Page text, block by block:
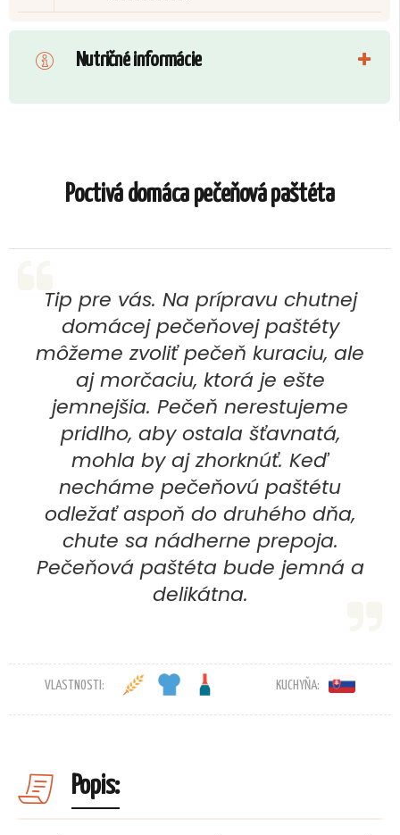
Nutričné informácie
Poctivá domáca pečeňová paštéta
Tip pre vás. Na prípravu chutnej
domácej pečeňovej paštéty
môžeme zvoliť pečeň kuraciu, ale
aj morčaciu, ktorá je ešte
jemnejšia. Pečeň nerestujeme
pridlho, aby ostala šťavnatá,
mohla by aj zhorknúť. Keď
necháme pečeňovú paštétu
odležať aspoň do druhého dňa,
chute sa nádherne prepoja.
Pečeňová paštéta bude jemná a
delikátna.
VLASTNOSTI: KUCHYŇA:
Popis: